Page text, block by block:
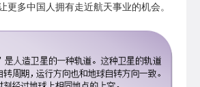
更多中国人拥有走近航天事业的机会。